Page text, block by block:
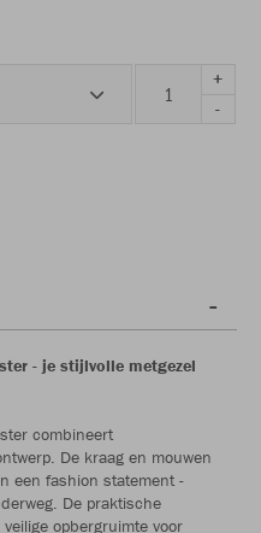
+
-
- je stijlvolle metgezel
combineert
De kraag en mouwen
een fashion statement -
De praktische
opbergruimte voor